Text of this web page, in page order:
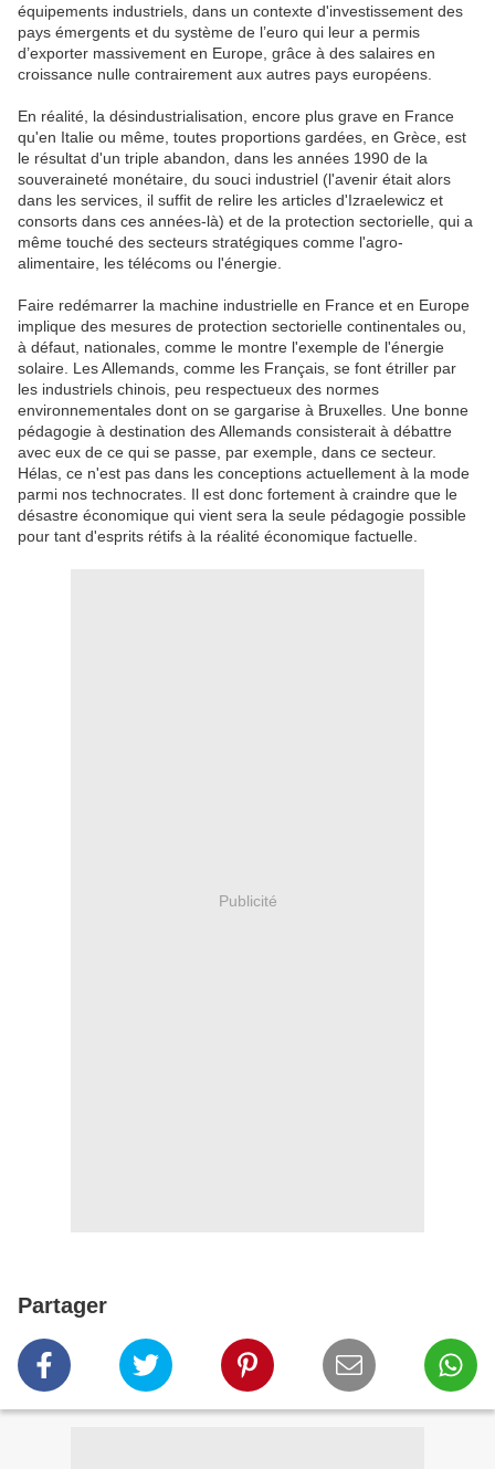
équipements industriels, dans un contexte d'investissement des
pays émergents et du système de l’euro qui leur a permis
d’exporter massivement en Europe, grâce à des salaires en
croissance nulle contrairement aux autres pays européens.
En réalité, la désindustrialisation, encore plus grave en France
qu'en Italie ou même, toutes proportions gardées, en Grèce, est
le résultat d'un triple abandon, dans les années 1990 de la
souveraineté monétaire, du souci industriel (l'avenir était alors
dans les services, il suffit de relire les articles d'Izraelewicz et
consorts dans ces années-là) et de la protection sectorielle, qui a
même touché des secteurs stratégiques comme l'agro-
alimentaire, les télécoms ou l'énergie.
Faire redémarrer la machine industrielle en France et en Europe
implique des mesures de protection sectorielle continentales ou,
à défaut, nationales, comme le montre l'exemple de l'énergie
solaire. Les Allemands, comme les Français, se font étriller par
les industriels chinois, peu respectueux des normes
environnementales dont on se gargarise à Bruxelles. Une bonne
pédagogie à destination des Allemands consisterait à débattre
avec eux de ce qui se passe, par exemple, dans ce secteur.
Hélas, ce n'est pas dans les conceptions actuellement à la mode
parmi nos technocrates. Il est donc fortement à craindre que le
désastre économique qui vient sera la seule pédagogie possible
pour tant d'esprits rétifs à la réalité économique factuelle.
Publicité
Partager